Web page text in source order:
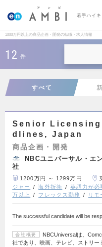
若手ハイ
1000万円以上の商品企画・開発の転職・求人情報
12 件
すべて
Senior Licensing
dlines, Japan
商品企画・開発
NBCユニバーサル・エ
社
1200万円 ～ 1299万円
ジャー
海外折衝 英語力が必
万以上
フレックス勤務 リモ
The successful candidate will be
会社概要
NBCUniversalは、
社であり、映画、テレビ、ストリー